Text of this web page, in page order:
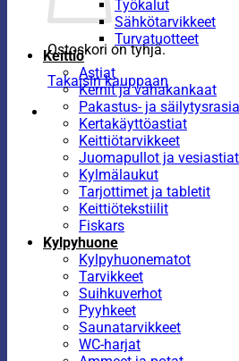
Ostoskori on tyhjä.
Takaisin kauppaan
Työkalut
Sähkötarvikkeet
Turvatuotteet
Keittiö
Astiat
Kernit ja vahakankaat
Pakastus- ja
Kertakäyttöastiat
Keittiötarvikkeet
Juomapullot ja vesiastiat
Kylmälaukut
Tarjottimet ja tabletit
Keittiötekstiilit
Fiskars
Kylpyhuone
Kylpyhuonematot
Tarvikkeet
Suihkuverhot
Pyyhkeet
Saunatarvikkeet
WC-harjat